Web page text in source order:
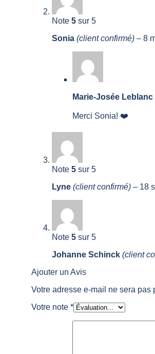
Note 5sur 5
Sonia (client confirmé) – 8
Marie-Josée Leblanc
Merci Sonia! ❤️
Note 5sur 5
Lyne (client confirmé) – 18
Note 5sur 5
Johanne Schinck (client
Ajouter un Avis
Votre adresse e-mail ne sera pas
Votre note *